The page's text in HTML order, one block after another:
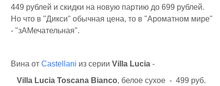
449 рублей и скидки на новую партию до 699 рублей.
Но что в "Дикси" обычная цена, то в "Ароматном мире"
- "зАМечательная".
Вина от Castellani из серии Villa Lucia -
Villa Lucia Toscana Bianco, белое сухое - 499 руб.